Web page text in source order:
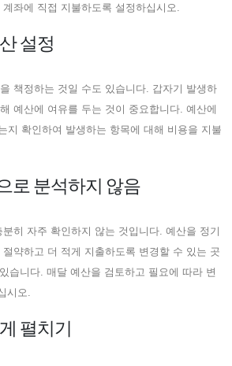
좌에 직접 지불하도록 설정하십시오.
설정
책정하는 것일 수도 있습니다. 갑자기 발생하
예산에 여유를 두는 것이 중요합니다. 예산에
지 확인하여 발생하는 항목에 대해 비용을 지불
로 분석하지 않음
히 자주 확인하지 않는 것입니다. 예산을 정기
약하고 더 적게 지출하도록 변경할 수 있는 곳
습니다. 매달 예산을 검토하고 필요에 따라 변
시오.
펼치기